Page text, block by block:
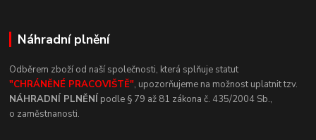
Náhradní plnění
Odběrem zboží od naší společnosti, která splňuje statut
"CHRÁNĚNÉ PRACOVIŠTĚ", upozorňujeme na možnost uplatnit tzv.
NÁHRADNÍ PLNĚNÍ podle § 79 až 81 zákona č. 435/2004 Sb.,
o zaměstnanosti.